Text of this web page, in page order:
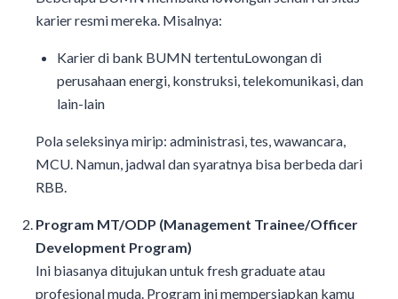
karier resmi mereka. Misalnya:
Karier di bank BUMN tertentuLowongan di
perusahaan energi, konstruksi, telekomunikasi, dan
lain-lain
Pola seleksinya mirip: administrasi, tes, wawancara,
MCU. Namun, jadwal dan syaratnya bisa berbeda dari
RBB.
Program MT/ODP (Management Trainee/Officer
Development Program)
Ini biasanya ditujukan untuk fresh graduate atau
profesional muda. Program ini mempersiapkan kamu